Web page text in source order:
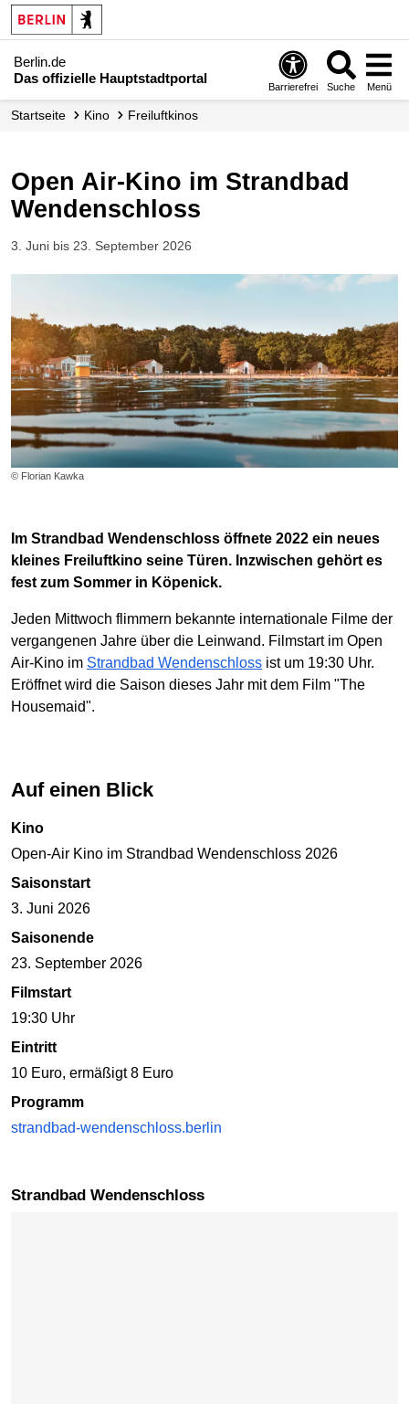
Berlin.de
Das offizielle Hauptstadtportal
Barrierefrei Suche Menü
Startseite Kino Freiluftkinos
Open Air-Kino im Strandbad
Wendenschloss
3. Juni bis 23. September 2026
© Florian Kawka
Im Strandbad Wendenschloss öffnete 2022 ein neues
kleines Freiluftkino seine Türen. Inzwischen gehört es
fest zum Sommer in Köpenick.
Jeden Mittwoch flimmern bekannte internationale Filme der
vergangenen Jahre über die Leinwand. Filmstart im Open
Air-Kino im Strandbad Wendenschloss ist um 19:30 Uhr.
Eröffnet wird die Saison dieses Jahr mit dem Film "The
Housemaid".
Auf einen Blick
Kino
Open-Air Kino im Strandbad Wendenschloss 2026
Saisonstart
3. Juni 2026
Saisonende
23. September 2026
Filmstart
19:30 Uhr
Eintritt
10 Euro, ermäßigt 8 Euro
Programm
strandbad-wendenschloss.berlin
Strandbad Wendenschloss